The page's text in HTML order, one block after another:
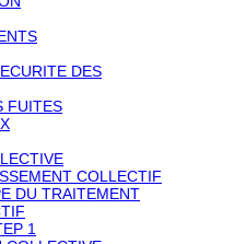
DES
FUITES
COLLECTIF
DU TRAITEMENT
1